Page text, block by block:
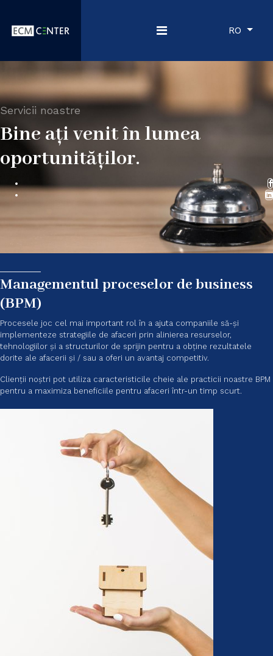
RO
Servicii noastre
Bine ați venit în lumea
oportunităților.
Managementul proceselor de business
(BPM)
Procesele joc cel mai important rol în a ajuta companiile să-și
implementeze strategiile de afaceri prin alinierea resurselor,
tehnologiilor și a structurilor de sprijin pentru a obține rezultatele
dorite ale afacerii și / sau a oferi un avantaj competitiv.
Clienții noștri pot utiliza caracteristicile cheie ale practicii noastre BPM
pentru a maximiza beneficiile pentru afaceri într-un timp scurt.